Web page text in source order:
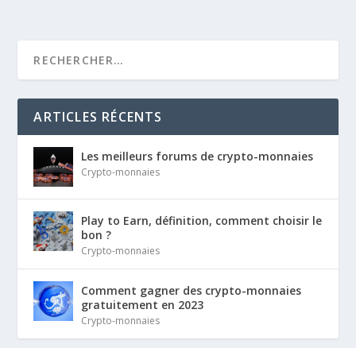
ARTICLES RÉCENTS
Les meilleurs forums de crypto-monnaies
Crypto-monnaies
Play to Earn, définition, comment choisir le
bon ?
Crypto-monnaies
Comment gagner des crypto-monnaies
gratuitement en 2023
Crypto-monnaies